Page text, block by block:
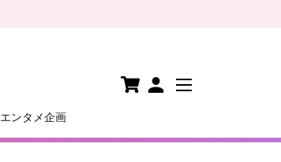
エンタメ企画